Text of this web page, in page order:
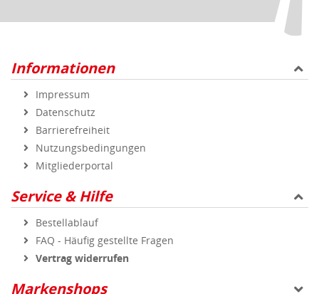
Informationen
Impressum
Datenschutz
Barrierefreiheit
Nutzungsbedingungen
Mitgliederportal
Service & Hilfe
Bestellablauf
FAQ - Häufig gestellte Fragen
Vertrag widerrufen
Markenshops